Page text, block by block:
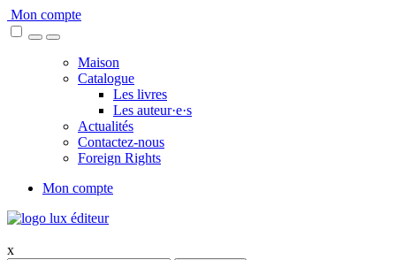
Skip
to
Mon compte
Maison
Catalogue
Les livres
Les auteur·e·s
Actualités
Contactez-nous
Foreign Rights
Mon compte
x